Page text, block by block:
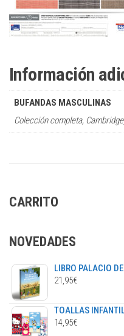
Información
BUFANDAS MASCULINAS
Colección completa,
CARRITO
NOVEDADES
LIBRO PALACIO
21,95€
TOALLAS
14,95€